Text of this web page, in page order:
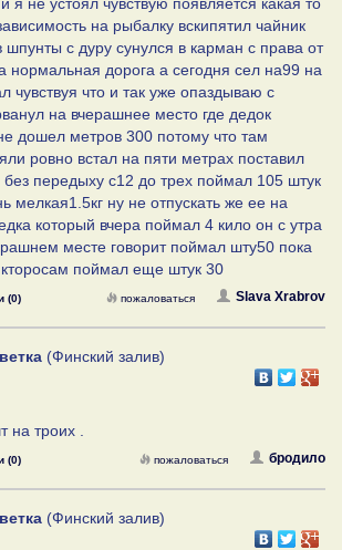
на рыбалку вскипятил чайник
с дуру сунулся в карман с права от
нормальная дорога а сегодня сел на99 на
чувствуя что и так уже опаздываю с
на вчерашнее место где дедок
дошел метров 300 потому что там
ровно встал на пяти метрах поставил
без передыху с12 до трех поймал 105 штук
мелкая1.5кг ну не отпускать же ее на
который вчера поймал 4 кило он с утра
месте говорит поймал шту50 пока
поймал еще штук 30
(0) Slava Xrabrov
пожаловаться
(Финский залив)
на троих .
(0) бродило
пожаловаться
(Финский залив)